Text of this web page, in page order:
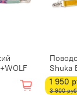
Shuka
1 950
3 900